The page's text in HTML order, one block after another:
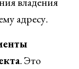
адресу.
. Это